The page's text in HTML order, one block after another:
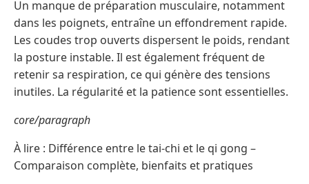
Un manque de préparation musculaire, notamment
dans les poignets, entraîne un effondrement rapide.
Les coudes trop ouverts dispersent le poids, rendant
la posture instable. Il est également fréquent de
retenir sa respiration, ce qui génère des tensions
inutiles. La régularité et la patience sont essentielles.
core/paragraph
À lire : Différence entre le tai-chi et le qi gong –
Comparaison complète, bienfaits et pratiques